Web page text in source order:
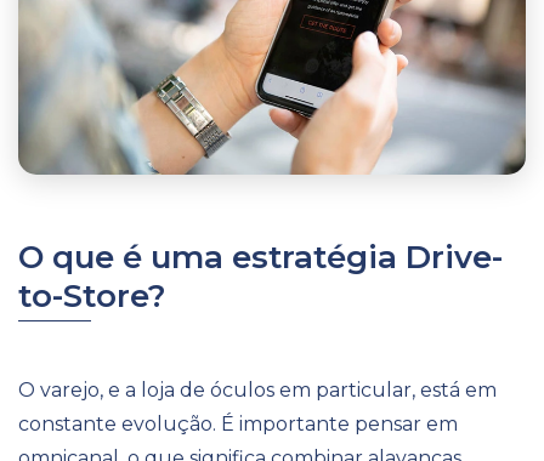
O que é uma estratégia Drive-
to-Store?
O varejo, e a loja de óculos em particular, está em
constante evolução. É importante pensar em